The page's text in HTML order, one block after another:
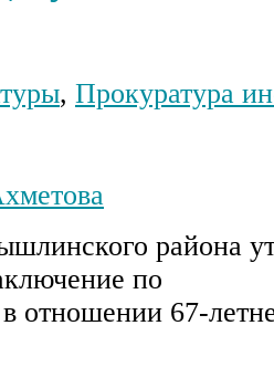
, Прокуратура
района
по
отношении 67-